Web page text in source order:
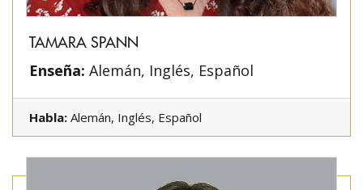
TAMARA SPANN
Enseña: Alemán, Inglés, Español
Habla: Alemán, Inglés, Español